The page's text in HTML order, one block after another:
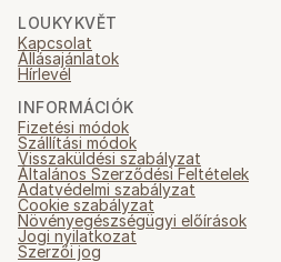
LOUKYKVĚT
Kapcsolat
Állásajánlatok
Hírlevél
INFORMÁCIÓK
Fizetési módok
Szállítási módok
Visszaküldési szabályzat
Általános Szerződési Feltételek
Adatvédelmi szabályzat
Cookie szabályzat
Növényegészségügyi előírások
Jogi nyilatkozat
Szerzői jog